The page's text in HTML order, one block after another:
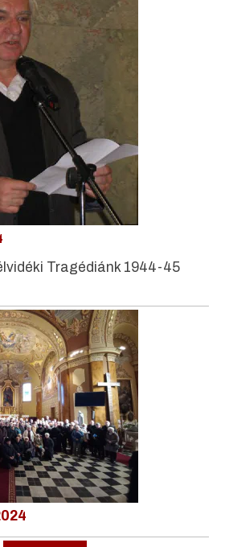
Tragédiánk 1944-45